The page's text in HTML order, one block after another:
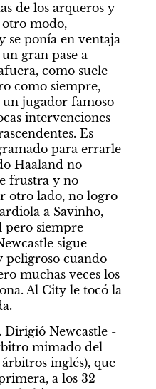
de los arqueros y
modo,
se ponía en ventaja
gran pase a
como suele
como siempre,
un jugador famoso
intervenciones
Es
para errarle
Haaland no
frustra y no
otro lado, no logro
a Savinho,
pero siempre
sigue
peligroso cuando
muchas veces los
Al City le tocó la
Dirigió Newcastle -
mimado del
inglés), que
a los 32